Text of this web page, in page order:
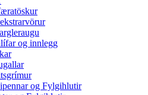
og innlegg
og Fylgihlutir